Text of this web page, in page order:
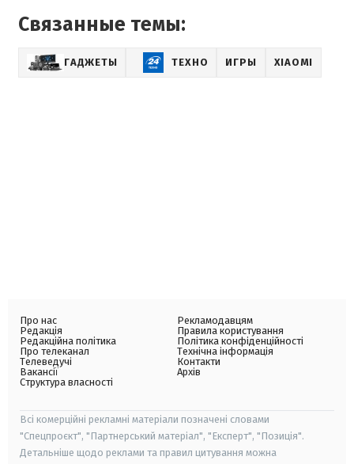
Связанные темы:
ГАДЖЕТЫ ТЕХНО ИГРЫ XIAOMI
Про нас
Редакція
Редакційна політика
Про телеканал
Телеведучі
Вакансії
Структура власності
Рекламодавцям
Правила користування
Політика конфіденційності
Технічна інформація
Контакти
Архів
Всі комерційні рекламні матеріали позначені словами
"Спецпроєкт", "Партнерський матеріал", "Експерт", "Позиція".
Детальніше щодо реклами та правил цитування можна